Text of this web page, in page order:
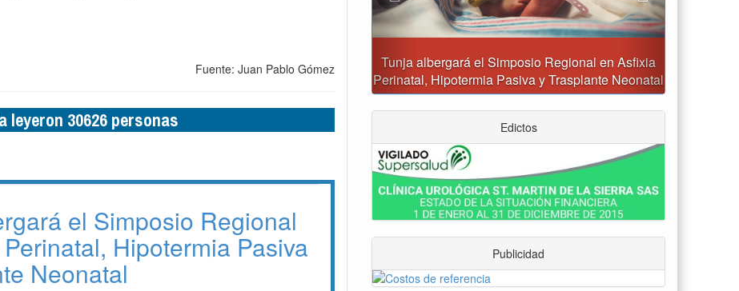
Fuente: Juan Pablo Gómez
leyeron 30626 personas
el Simposio Regional
Hipotermia Pasiva
Neonatal
Reporte del tiempo en Boyacá para el sábado
Edictos
Publicidad